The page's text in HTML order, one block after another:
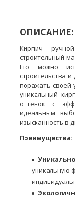
ОПИСАНИЕ:
Кирпич
строительный
Его можно
строительства
поражать своей
уникальный
оттенок с
идеальным
изысканность в
Преимущества:
уникальную